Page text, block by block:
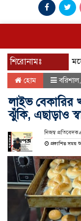
শিরোনামঃ
দারুল আববার মডেল
হোম বরিশাল
লাইভ বেকারির
ঝুঁকি, এছাড়াও
নিজস্ব
প্রকাশিত সময়